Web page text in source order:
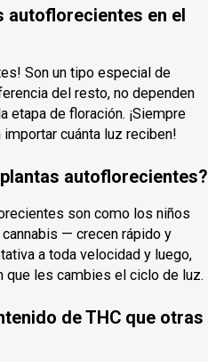
autoflorecientes en el
Son un tipo especial de
del resto, no dependen
etapa de floración. ¡Siempre
cuánta luz reciben!
autoflorecientes?
son como los niños
— crecen rápido y
a toda velocidad y luego,
que les cambies el ciclo de luz.
de THC que otras